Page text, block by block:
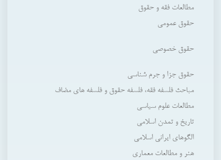
مطالعات فقه و حقوق
حقوق عمومي
حقوق خصوصي
حقوق جزا و جرم شناسي
مباحث فلسفه فقه، فلسفه حقوق و فلسفه هاي مضاف
مطالعات علوم سياسي
تاريخ و تمدن اسلامي
الگوهاي ايراني اسلامي
هنر و مطالعات معماري